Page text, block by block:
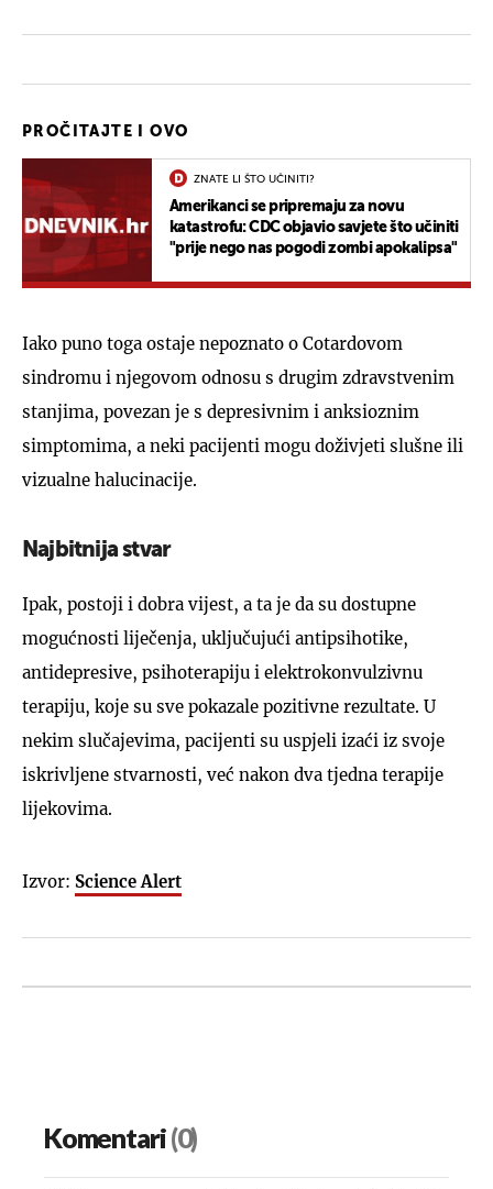
PROČITAJTE I OVO
ZNATE LI ŠTO UČINITI?
Amerikanci se pripremaju za novu
katastrofu: CDC objavio savjete što učiniti
"prije nego nas pogodi zombi apokalipsa"
Iako puno toga ostaje nepoznato o Cotardovom
sindromu i njegovom odnosu s drugim zdravstvenim
stanjima, povezan je s depresivnim i anksioznim
simptomima, a neki pacijenti mogu doživjeti slušne ili
vizualne halucinacije.
Najbitnija stvar
Ipak, postoji i dobra vijest, a ta je da su dostupne
mogućnosti liječenja, uključujući antipsihotike,
antidepresive, psihoterapiju i elektrokonvulzivnu
terapiju, koje su sve pokazale pozitivne rezultate. U
nekim slučajevima, pacijenti su uspjeli izaći iz svoje
iskrivljene stvarnosti, već nakon dva tjedna terapije
lijekovima.
Izvor: Science Alert
Komentari(0)